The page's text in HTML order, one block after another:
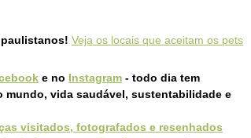
Veja os locais que aceitam os pets
e no Instagram - todo dia tem
vida saudável, sustentabilidade e
visitados, fotografados e resenhados